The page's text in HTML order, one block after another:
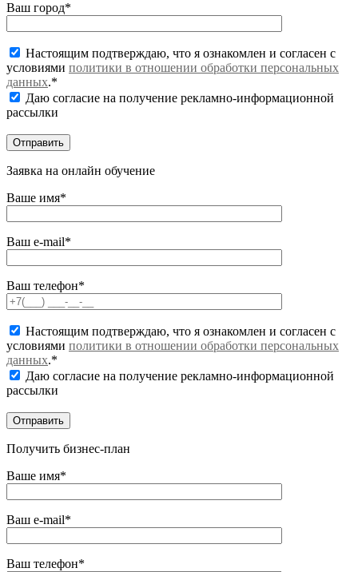
Ваш город*
Настоящим подтверждаю, что я ознакомлен и согласен с
условиями политики в отношении обработки персональных
данных.*
Даю согласие на получение рекламно-информационной
рассылки
Заявка на онлайн обучение
Ваше имя*
Ваш e-mail*
Ваш телефон*
Настоящим подтверждаю, что я ознакомлен и согласен с
условиями политики в отношении обработки персональных
данных.*
Даю согласие на получение рекламно-информационной
рассылки
Получить бизнес-план
Ваше имя*
Ваш e-mail*
Ваш телефон*